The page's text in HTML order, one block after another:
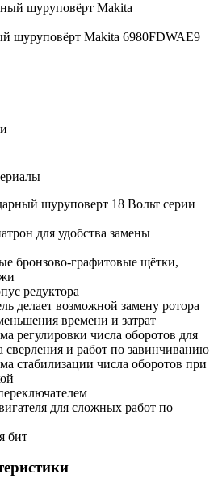
шуруповёрт Makita 6980FDWAE9
шуруповерт 18 Вольт серии
для удобства замены
бронзово-графитовые щётки,
редуктора
делает возможной замену ротора
времени и затрат
регулировки числа оборотов для
сверления и работ по завинчиванию
стабилизации числа оборотов при
для сложных работ по
бит